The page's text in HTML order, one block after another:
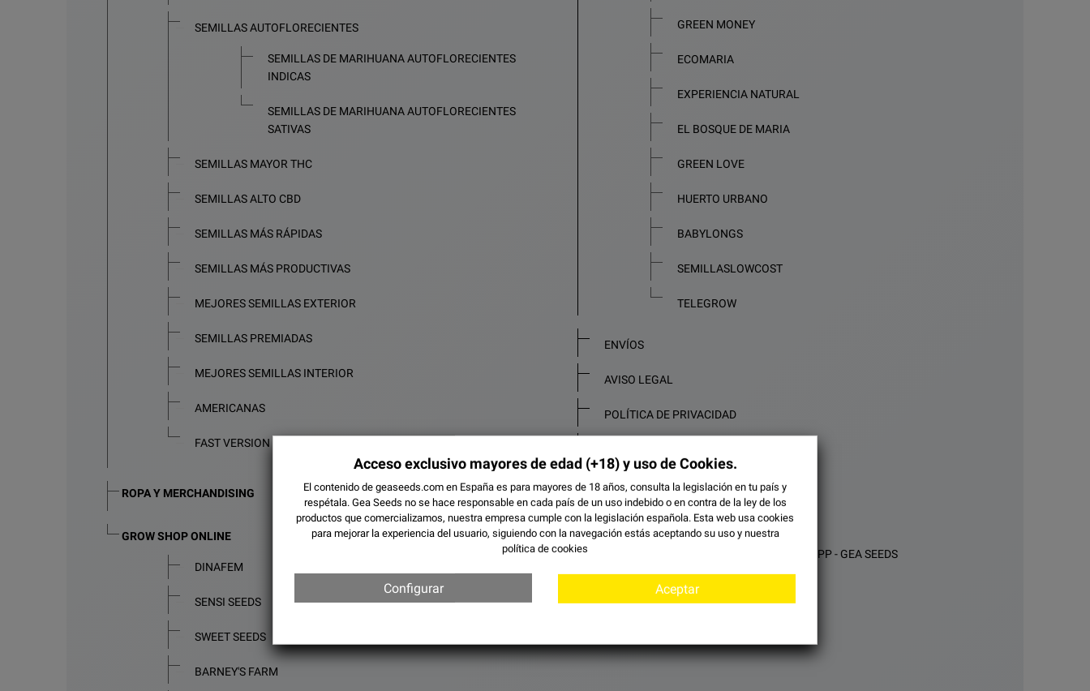
SEMILLAS AUTOFLORECIENTES
SEMILLAS DE MARIHUANA AUTOFLORECIENTES
INDICAS
SEMILLAS DE MARIHUANA AUTOFLORECIENTES
SATIVAS
SEMILLAS MAYOR THC
SEMILLAS ALTO CBD
SEMILLAS MÁS RÁPIDAS
SEMILLAS MÁS PRODUCTIVAS
MEJORES SEMILLAS EXTERIOR
SEMILLAS PREMIADAS
MEJORES SEMILLAS INTERIOR
AMERICANAS
FAST VERSION
ROPA Y MERCHANDISING
GROW SHOP ONLINE
DINAFEM
SENSI SEEDS
SWEET SEEDS
BARNEY'S FARM
GREEN MONEY
ECOMARIA
EXPERIENCIA NATURAL
EL BOSQUE DE MARIA
GREEN LOVE
HUERTO URBANO
BABYLONGS
SEMILLASLOWCOST
TELEGROW
ENVÍOS
AVISO LEGAL
POLÍTICA DE PRIVACIDAD
DESCARGAS GEASEEDS
SOBRE NOSOTROS
STICKERS DE MARIHUANA PARA WHATSAPP - GEA SEEDS
CONTACTE CON NOSOTROS
Acceso exclusivo mayores de edad (+18) y uso de Cookies.
El contenido de geaseeds.com en España es para mayores de 18 años, consulta la legislación en tu país y
respétala. Gea Seeds no se hace responsable en cada país de un uso indebido o en contra de la ley de los
productos que comercializamos, nuestra empresa cumple con la legislación española. Esta web usa cookies
para mejorar la experiencia del usuario, siguiendo con la navegación estás aceptando su uso y nuestra
política de cookies
Configurar Aceptar